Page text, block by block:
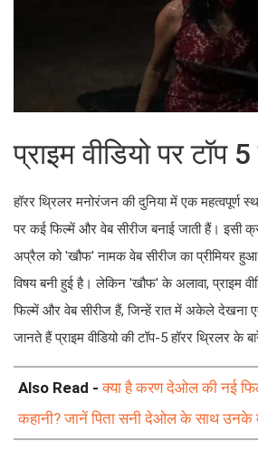
प्राइम वीडियो पर टॉप
हॉरर थ्रिलर मनोरंजन की दुनिया में एक महत्वपूर्ण
पर कई फिल्में और वेब सीरीज बनाई जाती हैं। इसी
अप्रैल को 'खौफ' नामक वेब सीरीज का प्रीमियर हुआ
विषय बनी हुई है। लेकिन 'खौफ' के अलावा, प्राइम
फिल्में और वेब सीरीज हैं, जिन्हें रात में अकेले देखना
जानते हैं प्राइम वीडियो की टॉप-5 हॉरर थ्रिलर के
Also Read -क्या है करण देओल की नई
कहानी? जानें पिता सनी देओल के साथ उनके